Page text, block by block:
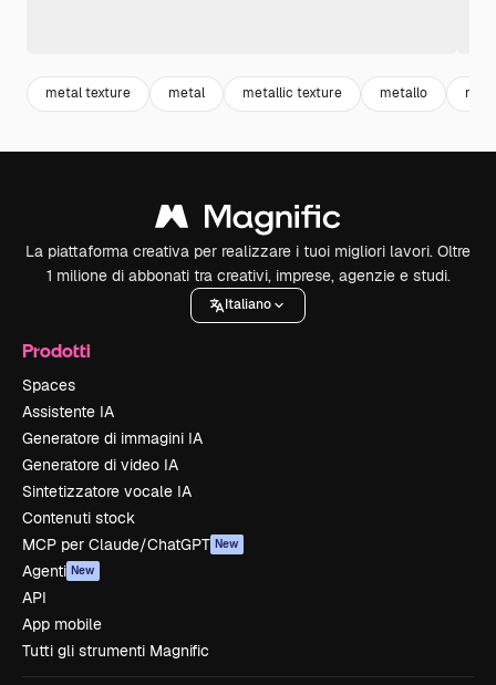
metal texture metal metallic texture metallo
La piattaforma creativa per realizzare i tuoi migliori lavori. Oltre
1 milione di abbonati tra creativi, imprese, agenzie e studi.
Italiano
Prodotti
Spaces
Assistente IA
Generatore di immagini IA
Generatore di video IA
Sintetizzatore vocale IA
Contenuti stock
MCP per Claude/ChatGPT New
Agenti New
API
App mobile
Tutti gli strumenti Magnific